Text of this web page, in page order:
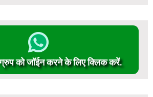
को जॉईन करने के लिए क्लिक करें.